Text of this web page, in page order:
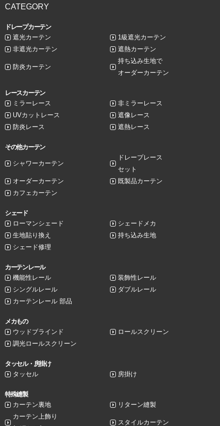
CATEGORY
ドレープカーテン
遮光カーテン
1級遮光カーテン
非遮光カーテン
遮熱カーテン
防炎カーテン
持ち込み生地で
オーダーカーテン
レースカーテン
ミラーレース
非ミラーレース
UVカットレース
遮像レース
防炎レース
遮熱レース
その他カーテン
シャワーカーテン
ドレープレース
セット
オーダーカーテン
既製品カーテン
カフェカーテン
シェード
ローマンシェード
シェードメカ
生地貼り換え
持ち込み生地
シェード修理
カーテンレール
機能性レール
装飾性レール
シングルレール
ダブルレール
カーテンレール 部品
メカもの
ウッドブラインド
ロールスクリーン
調光ロールスクリーン
タッセル・房掛け
タッセル
房掛け
特殊縫製
カーテン裏地
リターン縫製
カーテン上飾り
スタイルカーテン